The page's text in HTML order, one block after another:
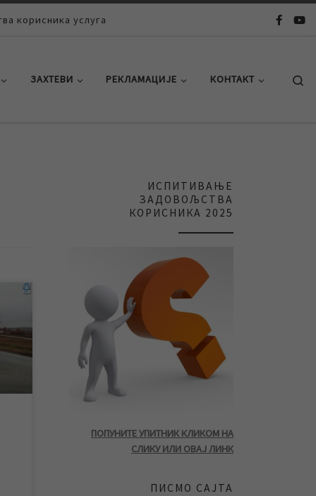
корисника услуга
ЗАХТЕВИ РЕКЛАМАЦИЈЕ КОНТАКТ
ИСПИТИВАЊЕ
ЗАДОВОЉСТВА
КОРИСНИКА 2025
ПОПУНИТЕ УПИТНИК КЛИКОМ НА
СЛИКУ ИЛИ ОВАЈ ЛИНК
ПИСМО САЈТА